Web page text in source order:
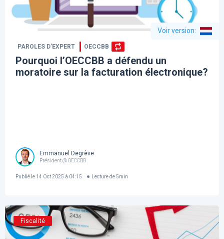
Voir version:
PAROLES D’EXPERT OECCBB
Pourquoi l’OECCBB a défendu un
moratoire sur la facturation électronique?
Emmanuel Degrève
Président @ OECCBB
Publié le 14 Oct 2025 à 04:15 Lecture de 5min
Fiscalité